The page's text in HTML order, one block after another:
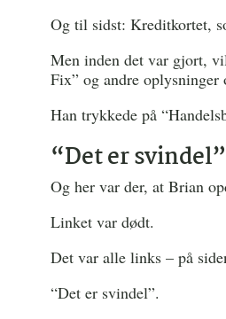
Og til sidst: Kreditkortet,
Men inden det var gjort,
Fix” og andre oplysninger
Han trykkede på
“Det er svindel”
Og her var der, at Brian
Linket var dødt.
Det var alle links – på
“Det er svindel”.